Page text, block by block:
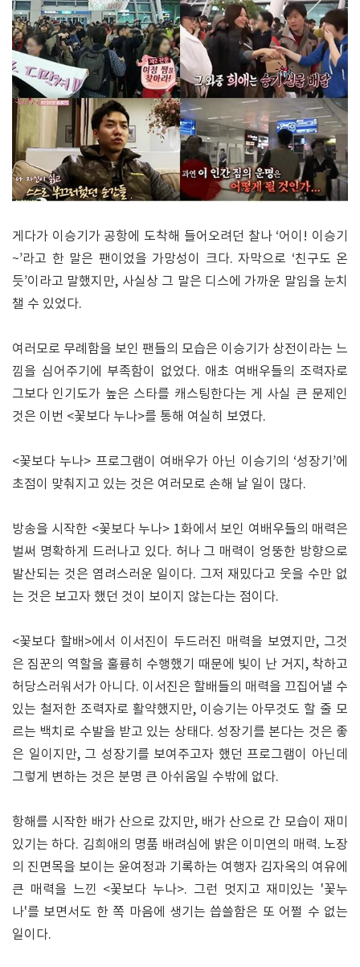
게다가 이승기가 공항에 도착해 들어오려던 찰나 ‘어이! 이승기
~’라고 한 말은 팬이었을 가망성이 크다. 자막으로 ‘친구도 온
듯’이라고 말했지만, 사실상 그 말은 디스에 가까운 말임을 눈치
챌 수 있었다.
여러모로 무례함을 보인 팬들의 모습은 이승기가 상전이라는 느
낌을 심어주기에 부족함이 없었다. 애초 여배우들의 조력자로
그보다 인기도가 높은 스타를 캐스팅한다는 게 사실 큰 문제인
것은 이번 <꽃보다 누나>를 통해 여실히 보였다.
<꽃보다 누나> 프로그램이 여배우가 아닌 이승기의 ‘성장기’에
초점이 맞춰지고 있는 것은 여러모로 손해 날 일이 많다.
방송을 시작한 <꽃보다 누나> 1화에서 보인 여배우들의 매력은
벌써 명확하게 드러나고 있다. 허나 그 매력이 엉뚱한 방향으로
발산되는 것은 염려스러운 일이다. 그저 재밌다고 웃을 수만 없
는 것은 보고자 했던 것이 보이지 않는다는 점이다.
<꽃보다 할배>에서 이서진이 두드러진 매력을 보였지만, 그것
은 짐꾼의 역할을 훌륭히 수행했기 때문에 빛이 난 거지, 착하고
허당스러워서가 아니다. 이서진은 할배들의 매력을 끄집어낼 수
있는 철저한 조력자로 활약했지만, 이승기는 아무것도 할 줄 모
르는 백치로 수발을 받고 있는 상태다. 성장기를 본다는 것은 좋
은 일이지만, 그 성장기를 보여주고자 했던 프로그램이 아닌데
그렇게 변하는 것은 분명 큰 아쉬움일 수밖에 없다.
항해를 시작한 배가 산으로 갔지만, 배가 산으로 간 모습이 재미
있기는 하다. 김희애의 명품 배려심에 밝은 이미연의 매력. 노장
의 진면목을 보이는 윤여정과 기록하는 여행자 김자옥의 여유에
큰 매력을 느낀 <꽃보다 누나>. 그런 멋지고 재미있는 '꽃누
나'를 보면서도 한 쪽 마음에 생기는 씁쓸함은 또 어쩔 수 없는
일이다.